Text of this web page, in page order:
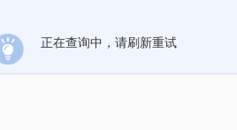
正在查询中，请刷新重试